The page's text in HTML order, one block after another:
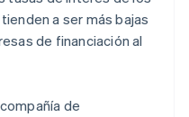
a ser más bajas
de financiación al
de